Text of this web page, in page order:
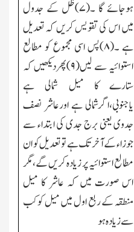
ہوجائے گا ۔(۷) ظل کے جدول
میں اس کی تقویس کریں کہ تعدیل
ہے ۔(۸) پس اسی مجموع کو مطالع
استوائیہ سے لیں(۹) پھردیکھیں کہ
ستارے کا میل شمالی ہے
یاجنوبی،اگرشمالی ہے اورعاشر نصف
جدوی یعنی برج جدی کی ابتداء سے
جوزاء کے آخر تك ہے تو تعدیل کو ان
مطالع استوائیہ پر زیادہ کریں گے،مگر
اس صورت میں کہ عاشر کا میل
منطقہ کے ربع اول میں میل کوکب
سے زیادہ ہو